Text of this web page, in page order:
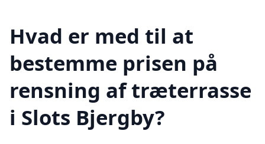
Hvad er med til at
bestemme prisen på
rensning af træterrasse
i Slots Bjergby?